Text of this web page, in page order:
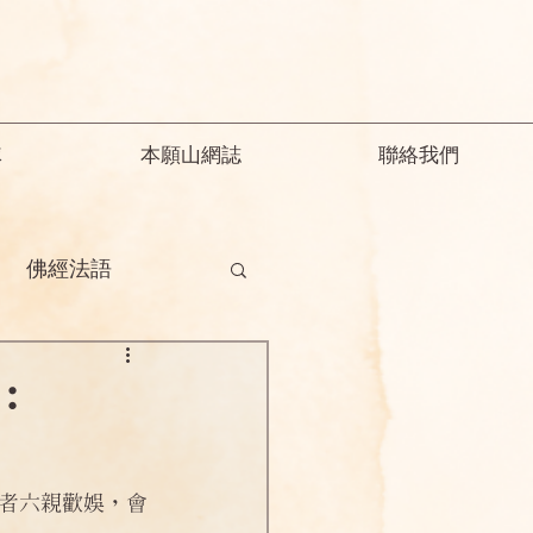
本願山網誌 聯絡我們
佛經法語
釋迦教念彌陀
六親歡娛，會